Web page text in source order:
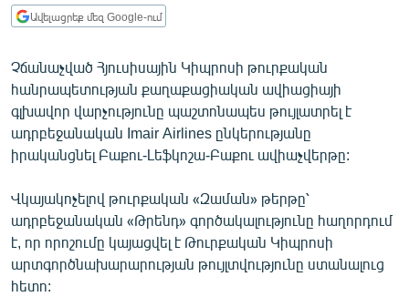
ՏՆՏԵՍՈՒԹՅՈՒՆ
ՊԱՏԵՐԱԶՄԻ 6 ՇԱԲԱԹՆԵՐԸ
ՏԱՐԱԾԱՇՐՋԱՆ
ՄԻՋԱԶԳԱՅԻՆ
ՍՊՈՐՏ
ՄԵԿՆԱԲԱՆՈՒԹՅՈՒՆ
ՏՏ ԵՒ ԻՆՏԵՐՆԵՏ
Ավելացրեք մեզ Google-ում
Չճանաչված Հյուսիսային Կիպրոսի թուրքական
հանրապետության քաղաքացիական ավիացիայի
գլխավոր վարչությունը պաշտոնապես թույլատրել է
ադրբեջանական Imair Airlines ընկերությանը
իրականցնել Բաքու-Լեֆկոշա-Բաքու ավիաչվերթը:
Վկայակոչելով թուրքական «Զաման» թերթը՝
ադրբեջանական «Թրենդ» գործակալությունը հաղորդում
է, որ որոշումը կայացվել է Թուրքական Կիպրոսի
արտգործնախարարության թույլտվությունը ստանալուց
հետո: